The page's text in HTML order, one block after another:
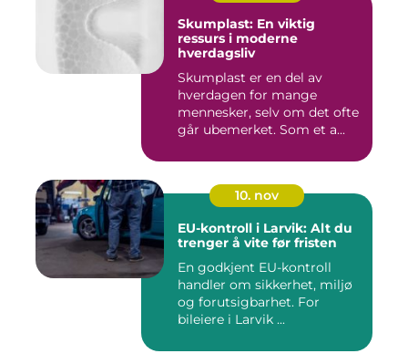
Skumplast: En viktig
ressurs i moderne
hverdagsliv
Skumplast er en del av
hverdagen for mange
mennesker, selv om det ofte
går ubemerket. Som et a...
10. nov
EU-kontroll i Larvik: Alt du
trenger å vite før fristen
En godkjent EU-kontroll
handler om sikkerhet, miljø
og forutsigbarhet. For
bileiere i Larvik ...